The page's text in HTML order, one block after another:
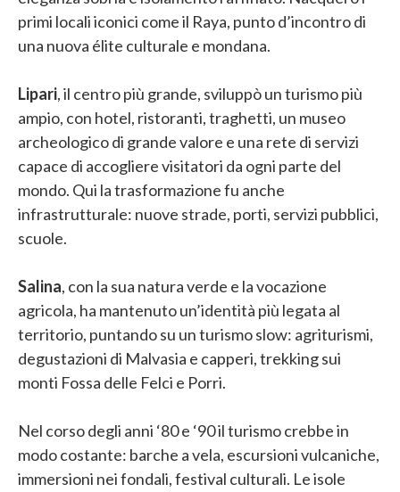
primi locali iconici come il Raya, punto d’incontro di
una nuova élite culturale e mondana.
Lipari, il centro più grande, sviluppò un turismo più
ampio, con hotel, ristoranti, traghetti, un museo
archeologico di grande valore e una rete di servizi
capace di accogliere visitatori da ogni parte del
mondo. Qui la trasformazione fu anche
infrastrutturale: nuove strade, porti, servizi pubblici,
scuole.
Salina, con la sua natura verde e la vocazione
agricola, ha mantenuto un’identità più legata al
territorio, puntando su un turismo slow: agriturismi,
degustazioni di Malvasia e capperi, trekking sui
monti Fossa delle Felci e Porri.
Nel corso degli anni ‘80 e ‘90 il turismo crebbe in
modo costante: barche a vela, escursioni vulcaniche,
immersioni nei fondali, festival culturali. Le isole